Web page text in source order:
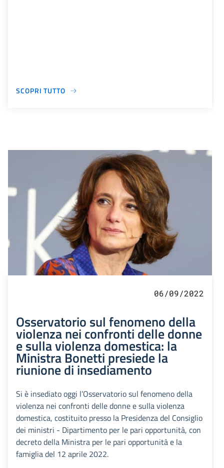
SCOPRI TUTTO
06/09/2022
Osservatorio sul fenomeno della
violenza nei confronti delle donne
e sulla violenza domestica: la
Ministra Bonetti presiede la
riunione di insediamento
Si è insediato oggi l’Osservatorio sul fenomeno della
violenza nei confronti delle donne e sulla violenza
domestica, costituito presso la Presidenza del Consiglio
dei ministri - Dipartimento per le pari opportunità, con
decreto della Ministra per le pari opportunità e la
famiglia del 12 aprile 2022.